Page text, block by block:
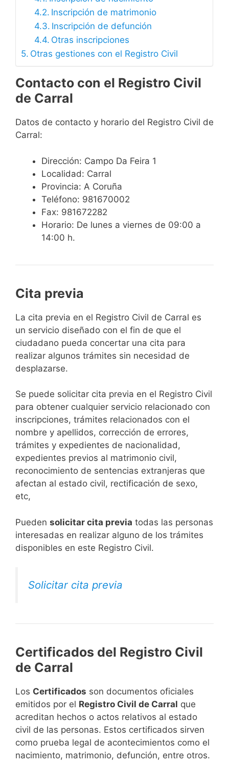
Inscripción de matrimonio
Inscripción de defunción
Otras inscripciones
Otras gestiones con el Registro Civil
Contacto con el Registro Civil
de Carral
Datos de contacto y horario del Registro Civil de
Carral:
Dirección: Campo Da Feira 1
Localidad: Carral
Provincia: A Coruña
Teléfono: 981670002
Fax: 981672282
Horario: De lunes a viernes de 09:00 a
14:00 h.
Cita previa
​​​​​​​​​​​​​​​​​​​​​​​​​​​​La cita previa en el Registro Civil de Carral es
un servicio diseñado con el fin de que el
ciudadano pueda concertar una cita para
realizar algunos trámites sin necesidad de
desplazarse.​
Se puede solicitar cita previa en el Registro Civil
para obtener cualquier servicio relacionado con
inscripciones, trámites relacionados con el
nombre y apellidos, corrección de errores,
trámites y expedientes de nacionalidad,
expedientes previos al matrimonio civil,
reconocimiento de sentencias extranjeras que
afectan al estado civil, rectificación de sexo,
etc,
​Pueden solicitar cita previa todas las personas
interesadas en realizar alguno de los trámites
disponibles en este Registro Civil.​
Solicitar cita previa
Certificados del Registro Civil
de Carral
Los Certificados son documentos oficiales
emitidos por el Registro Civil de Carral que
acreditan hechos o actos relativos al estado
civil de las personas. Estos certificados sirven
como prueba legal de acontecimientos como el
nacimiento, matrimonio, defunción, entre otros.